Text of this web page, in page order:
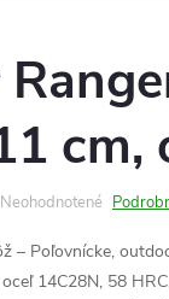
cm,
Neohodnotené
– Poľovnícke,
14C28N, 58